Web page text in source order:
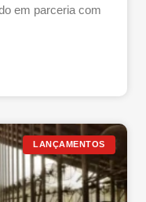
em parceria com
LANÇAMENTOS